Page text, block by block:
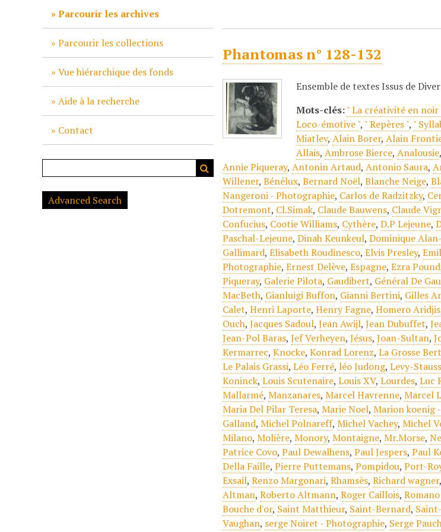
Parcourir les archives
Parcourir les collections
Vue hiérarchique des fonds
Aide à la recherche
Contact
Advanced Search
Phantomas n° 128-132
Ensemble de textes Issus de
Mots-clés:" La créativité en
Loco-émotive ", " Repères ", "
Miatlev,Alain Borer,Alain
Allais,Ambrose Bierce,Analousie
Annie Piqueray,Antonin Artaud,Antonio Saura,
Willener,Bénélux,Bernard Noël,Blanche Neige,
Nangeroni - Photographie, Carlos de Radzitzky,
Dotremont, Cl.Simak, Claude Bauwens, Claude
Confucius, Cootie Williams, Cythère,D.P Lejeune,
Paschal-Lejeune,Dinah Keunkeul,Dominique
Gallimard,Elisabeth Roudinesco,Elvis Presley,
Photographie,Ernest Delève,Espagne,Ezra Pound
Piqueray, Galerie Pilota, Gaudibert, Général De
MacBeth, Gianluigi Buffon, Gianni Bertini, Gilles
Calet,Henri Laporte,Henry Fagne,Homero Aridjis
Ouch,Jacques Sadoul,Jean Awijl,Jean Dubuffet,
Jean-Pol Baras,Jef Verheyen,Jésus,Joan-Sultan,
Kermarrec,Knocke,Konrad Lorenz,La Grosse
Le Palais Grassi,Léo Ferré,léo Judong,Levy-
Koninck,Louis Scutenaire,Louis XV,Lourdes,Luc
Mallarmé,Manzanares,Marcel Havrenne,Marcel
Maria Del Pilar Teresa,Marie Noel,Marion koenig
Galland,Michel Polnareff,Michel Vachey,Michel
Milano,Molière,Monory,Montaigne,Mr.Morse,
Patrice Covo,Paul Dewalhens,Paul Jespers,Paul
Della Faille,Pierre Puttemans,Pompidou,Port-
Exsail,Renzo Margonari,Rhamsès,Richard wagner
Altman,Roberto Altmann,Roger Caillois,
Bouche d'or, Saint Matthieur, Saint-Bernard,
Vaughan, serge Noiret - Photographie, Serge